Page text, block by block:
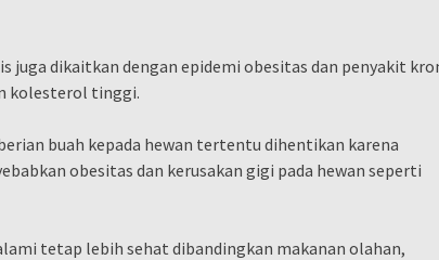
juga dikaitkan dengan epidemi obesitas dan penyakit
kolesterol tinggi.
buah kepada hewan tertentu dihentikan karena
obesitas dan kerusakan gigi pada hewan seperti
tetap lebih sehat dibandingkan makanan olahan,